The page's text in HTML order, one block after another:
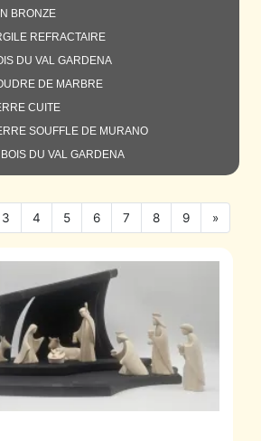
BRONZE
REFRACTAIRE
DU VAL GARDENA
DE MARBRE
CUITE
SOUFFLE DE MURANO
DU VAL GARDENA
3 4 5 6 7 8 9 »